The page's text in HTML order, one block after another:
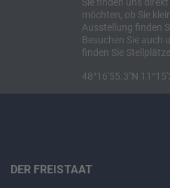
möchten, ob Sie
Ausstellung finden
Besuchen Sie auch
finden Sie
48°16'55.3"N
DER FREISTAAT